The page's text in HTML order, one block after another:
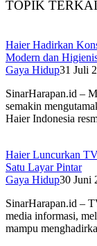
TOPIK
Haier Hadirkan
Modern dan
Gaya Hidup31 Juli
SinarHarapan.id –
semakin
Haier Indonesia
Haier Luncurkan
Satu Layar Pintar
Gaya Hidup30 Juni
SinarHarapan.id –
media informasi,
mampu